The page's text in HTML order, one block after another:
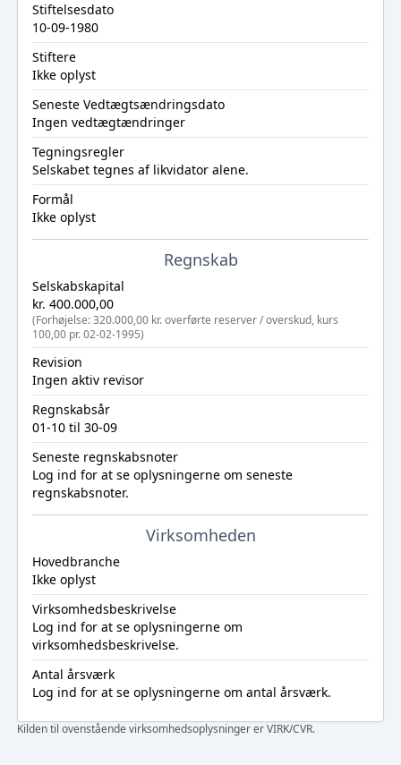
Stiftelsesdato
10-09-1980
Stiftere
Ikke oplyst
Seneste Vedtægtsændringsdato
Ingen vedtægtændringer
Tegningsregler
Selskabet tegnes af likvidator alene.
Formål
Ikke oplyst
Regnskab
Selskabskapital
kr. 400.000,00
(Forhøjelse: 320.000,00 kr. overførte reserver / overskud, kurs
100,00 pr. 02-02-1995)
Revision
Ingen aktiv revisor
Regnskabsår
01-10 til 30-09
Seneste regnskabsnoter
Log ind for at se oplysningerne om seneste
regnskabsnoter.
Virksomheden
Hovedbranche
Ikke oplyst
Virksomhedsbeskrivelse
Log ind for at se oplysningerne om
virksomhedsbeskrivelse.
Antal årsværk
Log ind for at se oplysningerne om antal årsværk.
Kilden til ovenstående virksomhedsoplysninger er VIRK/CVR.